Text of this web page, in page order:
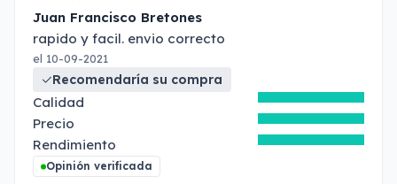
Juan Francisco Bretones
rapido y facil. envio correcto
el 10-09-2021
Recomendaría su compra
Calidad
Precio
Rendimiento
Opinión verificada